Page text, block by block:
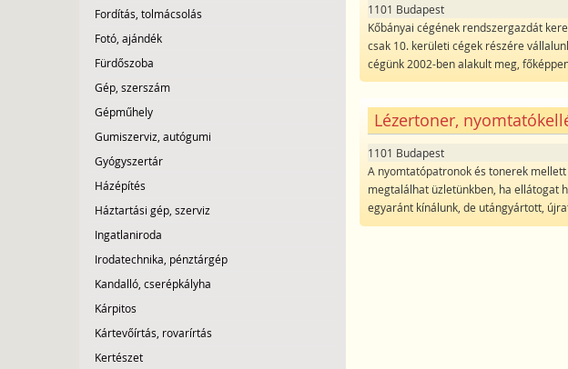
Fordítás, tolmácsolás
Fotó, ajándék
Fürdőszoba
Gép, szerszám
Gépműhely
Gumiszerviz, autógumi
Gyógyszertár
Házépítés
Háztartási gép, szerviz
Ingatlaniroda
Irodatechnika, pénztárgép
Kandalló, cserépkályha
Kárpitos
Kártevőírtás, rovarírtás
Kertészet
1101 Budapest
Kőbányai cégének rendszergazdát
csak 10. kerületi cégek részére
cégünk 2002-ben alakult meg,
Lézertoner,
1101 Budapest
A nyomtatópatronok és tonerek
megtalálhat üzletünkben, ha ellátogat
egyaránt kínálunk, de utángyártott,